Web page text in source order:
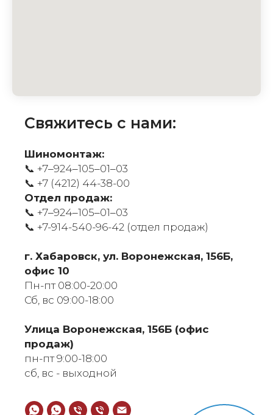
Свяжитесь с нами:
Шиномонтаж:
📞 +7‒924‒105‒01‒03
📞 +7 (4212) 44-38-00
Отдел продаж:
📞 +7‒924‒105‒01‒03
📞 +7-914-540-96-42 (отдел продаж)
г. Хабаровск, ул. Воронежская, 156Б,
офис 10
Пн-пт 08:00-20:00
Сб, вс 09:00-18:00
​Улица Воронежская, 156Б (офис
продаж)
пн-пт 9:00-18:00
сб, вс - выходной